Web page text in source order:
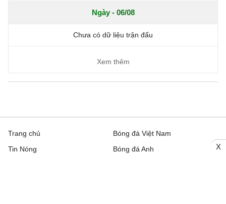
Ngày - 06/08
Chưa có dữ liệu trận đấu
Xem thêm
Trang chủ
Tin Nóng
Bóng đá Việt Nam
Bóng đá Anh
X